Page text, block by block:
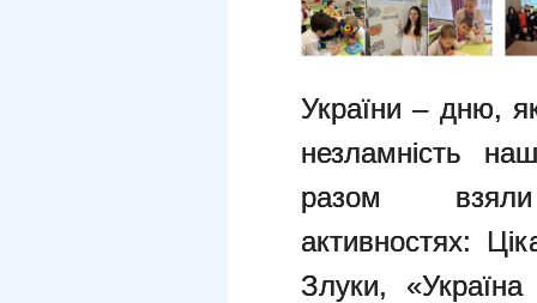
України – дню,
незламність
разом
активностях:
Злуки,